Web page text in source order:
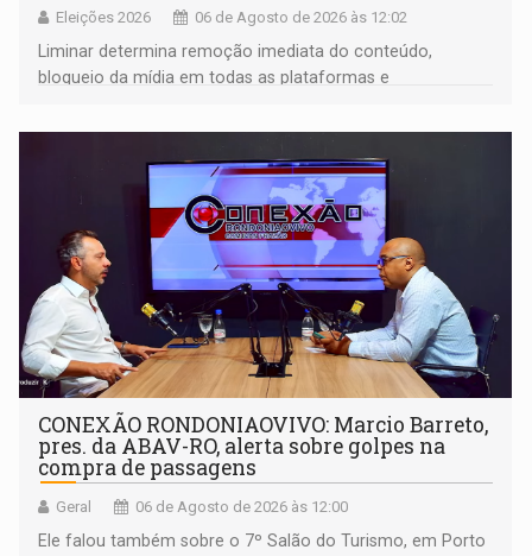
Eleições 2026 06 de Agosto de 2026 às 12:02
Liminar determina remoção imediata do conteúdo,
bloqueio da mídia em todas as plataformas e
CONEXÃO RONDONIAOVIVO: Marcio Barreto,
pres. da ABAV-RO, alerta sobre golpes na
compra de passagens
Geral 06 de Agosto de 2026 às 12:00
Ele falou também sobre o 7º Salão do Turismo, em Porto